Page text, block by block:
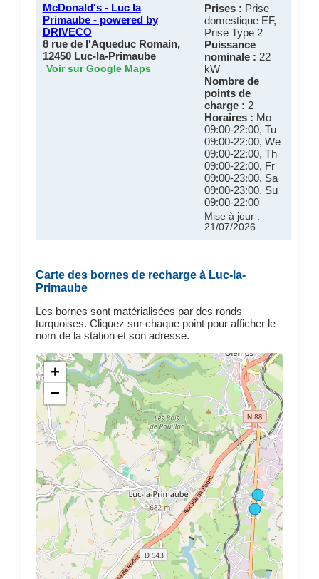
McDonald's - Luc la
Primaube - powered by
DRIVECO
8 rue de l'Aqueduc Romain,
12450 Luc-la-Primaube
Voir sur Google Maps
Prises : Prise
domestique EF,
Prise Type 2
Puissance
nominale : 22
kW
Nombre de
points de
charge : 2
Horaires : Mo
09:00-22:00, Tu
09:00-22:00, We
09:00-22:00, Th
09:00-22:00, Fr
09:00-23:00, Sa
09:00-23:00, Su
09:00-22:00
Mise à jour :
21/07/2026
Carte des bornes de recharge à Luc-la-
Primaube
Les bornes sont matérialisées par des ronds
turquoises. Cliquez sur chaque point pour afficher le
nom de la station et son adresse.
+
−